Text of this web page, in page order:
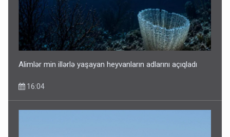
Alimlər min illərlə yaşayan heyvanların adlarını açıqladı
16:04